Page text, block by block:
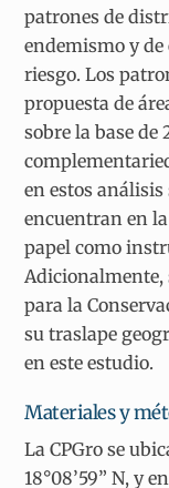
patrones de
endemismo y de
riesgo. Los
propuesta de
sobre la base
en estos análisis
encuentran en
papel como
Adicionalmente,
para la
su traslape
en este estudio.
Materiales y
La CPGro se
18°08’59” N, y